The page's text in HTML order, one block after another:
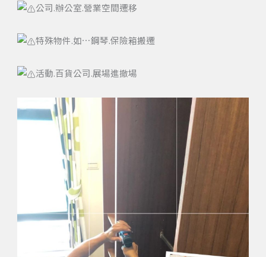
公司.辦公室.營業空間遷移
特殊物件.如⋯鋼琴.保險箱搬遷
活動.百貨公司.展場進撤場